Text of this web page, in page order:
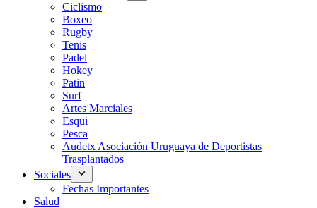
Ciclismo
Boxeo
Rugby
Tenis
Padel
Hokey
Patin
Surf
Artes Marciales
Esqui
Pesca
Audetx Asociación Uruguaya de Deportistas
Trasplantados
Sociales
Fechas Importantes
Salud